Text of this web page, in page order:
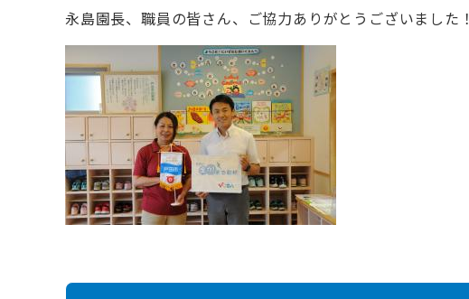
永島園長、職員の皆さん、ご協力ありがとうございました！